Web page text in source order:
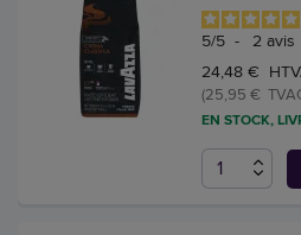
5/5 - 2 avis
24,48 €
(25,95 €
EN STOCK,